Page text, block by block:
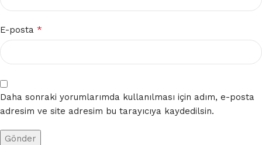
E-posta *
Daha sonraki yorumlarımda kullanılması için adım, e-posta
adresim ve site adresim bu tarayıcıya kaydedilsin.